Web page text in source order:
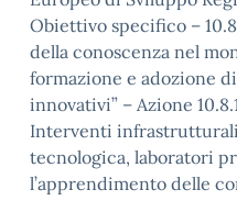
Obiettivo specifico –
della conoscenza nel
formazione e adozione
innovativi” – Azione
Interventi infrastrutturali
tecnologica, laboratori
l’apprendimento delle